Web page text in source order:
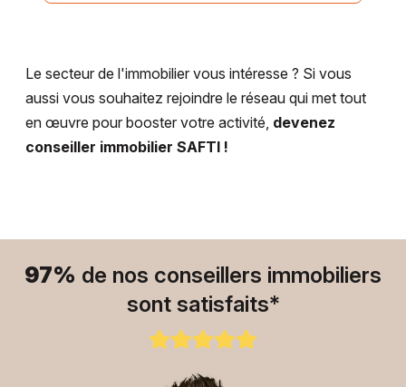
Le secteur de l'immobilier vous intéresse ? Si vous
aussi vous souhaitez rejoindre le réseau qui met tout
en œuvre pour booster votre activité, devenez
conseiller immobilier SAFTI !
97% de nos conseillers immobiliers
sont satisfaits*